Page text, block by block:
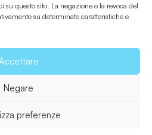
questo sito. La negazione o la revoca del
su determinate caratteristiche e
Negare
preferenze